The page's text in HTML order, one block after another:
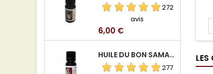
272
avis
Prix
6,00 €
HUILE DU BON SAMARITAIN
277
LES